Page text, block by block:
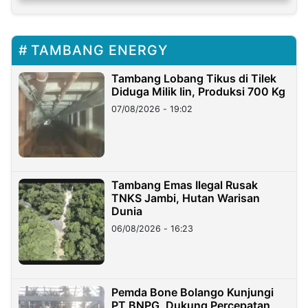
TAMBANG ENERGY
Tambang Lobang Tikus di Tilek
Diduga Milik Iin, Produksi 700 Kg
07/08/2026 - 19:02
Tambang Emas Ilegal Rusak
TNKS Jambi, Hutan Warisan
Dunia
06/08/2026 - 16:23
Pemda Bone Bolango Kunjungi
PT BNPG, Dukung Percepatan